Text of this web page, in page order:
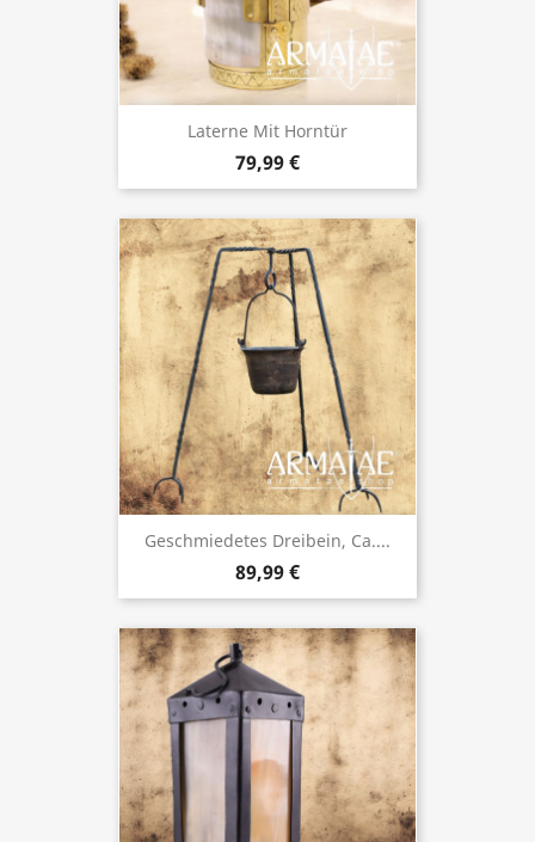
Laterne Mit Horntür
79,99 €
Geschmiedetes Dreibein, Ca....
89,99 €